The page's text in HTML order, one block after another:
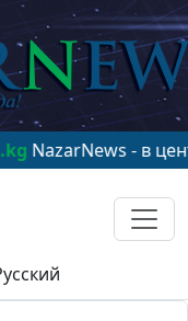
- в центре